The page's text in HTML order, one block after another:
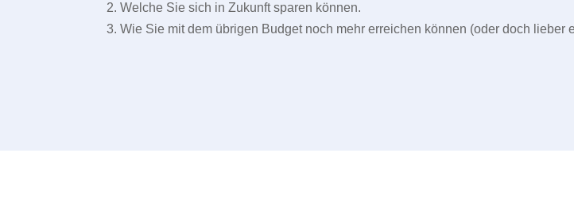
2. Welche Sie sich in Zukunft sparen können.
3. Wie Sie mit dem übrigen Budget noch mehr erreichen können (oder doch lieber